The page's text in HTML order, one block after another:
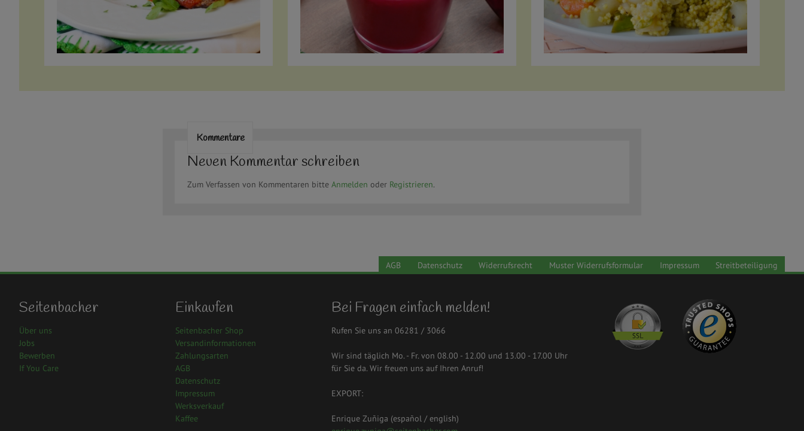
Kommentare
Neuen Kommentar schreiben
Zum Verfassen von Kommentaren bitte Anmelden oder Registrieren.
AGB Datenschutz Widerrufsrecht Muster Widerrufsformular Impressum Streitbeteiligung
Seitenbacher
Über uns
Jobs
Bewerben
If You Care
Einkaufen
Seitenbacher Shop
Versandinformationen
Zahlungsarten
AGB
Datenschutz
Impressum
Werksverkauf
Kaffee
Bei Fragen einfach melden!
Rufen Sie uns an 06281 / 3066
Wir sind täglich Mo. - Fr. von 08.00 - 12.00 und 13.00 - 17.00 Uhr
für Sie da. Wir freuen uns auf Ihren Anruf!
EXPORT:
Enrique Zuñiga (español / english)